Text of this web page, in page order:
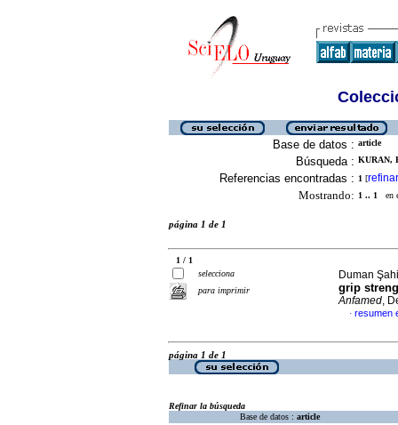
Base de datos : article
Búsqueda : KURAN,
Referencias encontradas : 1 [refinar
Mostrando: 1 .. 1 en
página 1 de 1
1 / 1
selecciona
para imprimir
Duman
grip
Anfamed,
· resumen
página 1 de 1
Refinar la búsqueda
Base de datos : article